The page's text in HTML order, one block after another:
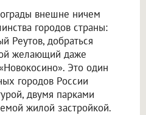
внешне ничем
городов страны:
Реутов, добраться
желающий даже
Это один
городов России
двумя парками
жилой застройкой.